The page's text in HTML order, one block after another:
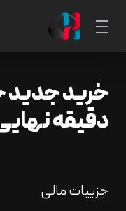
خرید جدید
دقیقه
جزییات مالی